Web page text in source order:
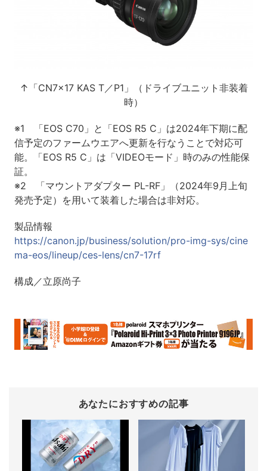
↑「CN7×17 KAS T／P1」（ドライブユニット非装着
時）
※1 「EOS C70」と「EOS R5 C」は2024年下期に配
信予定のファームウエアへ更新を行なうことで対応可
能。「EOS R5 C」は「VIDEOモード」時のみの性能保
証。
※2 「マウントアダプター PL-RF」（2024年9月上旬
発売予定）を用いて装着した場合は非対応。
製品情報
https://canon.jp/business/solution/pro-img-sys/cine
ma-eos/lineup/ces-lens/cn7-17rf
構成／立原尚子
あなたにおすすめの記事